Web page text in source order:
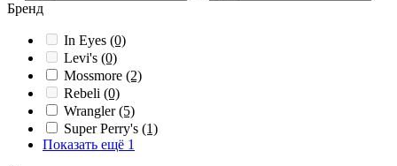
Бренд
In Eyes (0)
Levi's (0)
Mossmore (2)
Rebeli (0)
Wrangler(5)
Super Perry's (1)
Показать ещё 1